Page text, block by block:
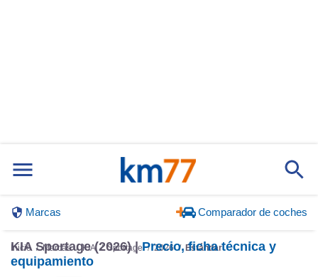
Marcas Comparador de coches
Inicio Marcas KIA Sportage 2026 Estándar
KIA Sportage (2026) |Precio, ficha técnica y
equipamiento